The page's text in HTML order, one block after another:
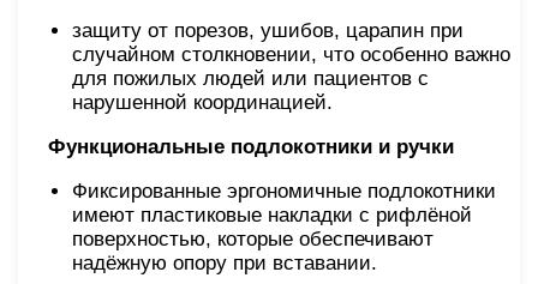
защиту от порезов, ушибов, царапин при
случайном столкновении, что особенно важно
для пожилых людей или пациентов с
нарушенной координацией.
Функциональные подлокотники и ручки
Фиксированные эргономичные подлокотники
имеют пластиковые накладки с рифлёной
поверхностью, которые обеспечивают
надёжную опору при вставании.